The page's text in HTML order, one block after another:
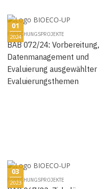
01
2024
FORSCHUNGSPROJEKTE
BAB 072/24: Vorbereitung,
Datenmanagement und
Evaluierung ausgewählter
Evaluierungsthemen
03
2023
FORSCHUNGSPROJEKTE